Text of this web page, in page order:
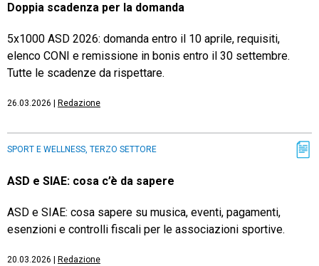
Doppia scadenza per la domanda
5x1000 ASD 2026: domanda entro il 10 aprile, requisiti,
elenco CONI e remissione in bonis entro il 30 settembre.
Tutte le scadenze da rispettare.
26.03.2026 Redazione
SPORT E WELLNESS, TERZO SETTORE
ASD e SIAE: cosa c’è da sapere
ASD e SIAE: cosa sapere su musica, eventi, pagamenti,
esenzioni e controlli fiscali per le associazioni sportive.
20.03.2026 Redazione